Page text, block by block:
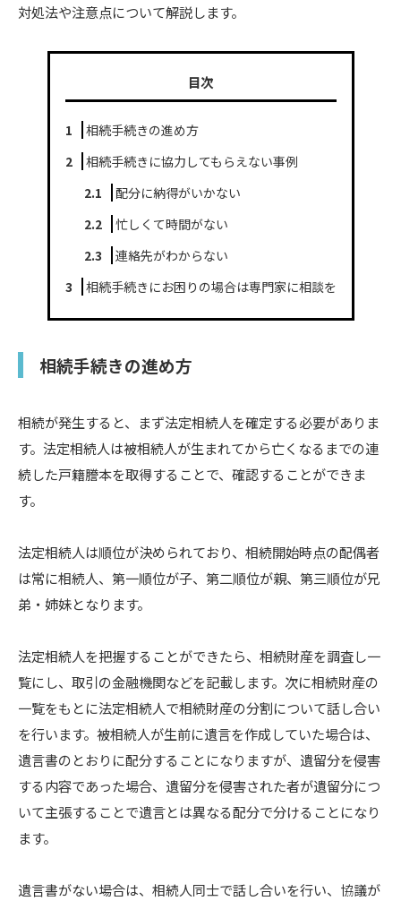
対処法や注意点について解説します。
目次
1
相続手続きの進め方
2
相続手続きに協力してもらえない事例
2.1
配分に納得がいかない
2.2
忙しくて時間がない
2.3
連絡先がわからない
3
相続手続きにお困りの場合は専門家に相談を
相続手続きの進め方
相続が発生すると、まず法定相続人を確定する必要がありま
す。法定相続人は被相続人が生まれてから亡くなるまでの連
続した戸籍謄本を取得することで、確認することができま
す。
法定相続人は順位が決められており、相続開始時点の配偶者
は常に相続人、第一順位が子、第二順位が親、第三順位が兄
弟・姉妹となります。
法定相続人を把握することができたら、相続財産を調査し一
覧にし、取引の金融機関などを記載します。次に相続財産の
一覧をもとに法定相続人で相続財産の分割について話し合い
を行います。被相続人が生前に遺言を作成していた場合は、
遺言書のとおりに配分することになりますが、遺留分を侵害
する内容であった場合、遺留分を侵害された者が遺留分につ
いて主張することで遺言とは異なる配分で分けることになり
ます。
遺言書がない場合は、相続人同士で話し合いを行い、協議が